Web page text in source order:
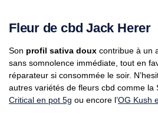
Fleur de cbd Jack Herer
Son profil sativa doux contribue à un
sans somnolence immédiate, tout en
réparateur si consommée le soir.
autres variétés de fleurs cbd comme la
Critical en pot 5g ou encore l’OG Kush